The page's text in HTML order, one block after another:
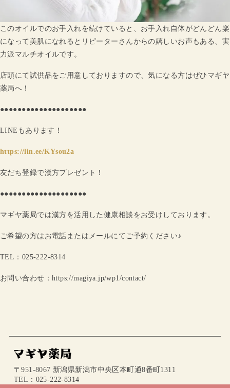
このオイルでのお手入れを続けていると、お手入れ自体がどんどん楽
になって美肌になれるとリピーターさんからの嬉しいお声もある、実
力派マルチオイルです。
店頭にて試供品をご用意しておりますので、気になる方はぜひマギヤ
薬局へ！
●●●●●●●●●●●●●●●●●●●●
LINEもあります！
https://lin.ee/KYsou2a
友だち登録で漢方プレゼント！
●●●●●●●●●●●●●●●●●●●●
マギヤ薬局では漢方を活用した健康相談をお受けしております。
ご希望の方はお電話またはメールにてご予約ください♪
TEL：025-222-8314
お問い合わせ：https://magiya.jp/wp1/contact/
〒951-8067 新潟県新潟市中央区本町通8番町1311
TEL：025-222-8314